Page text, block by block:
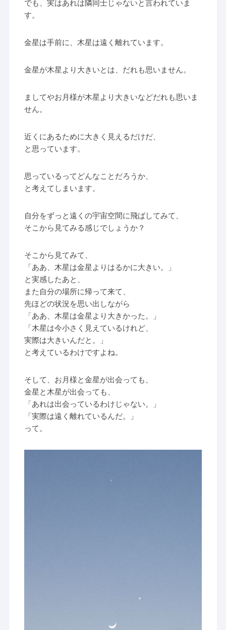
でも、実はあれは隣同士じゃないと言われていま
す。
金星は手前に、木星は遠く離れています。
金星が木星より大きいとは、だれも思いません。
ましてやお月様が木星より大きいなどだれも思いま
せん。
近くにあるために大きく見えるだけだ、
と思っています。
思っているってどんなことだろうか、
と考えてしまいます。
自分をずっと遠くの宇宙空間に飛ばしてみて、
そこから見てみる感じでしょうか？
そこから見てみて、
「ああ、木星は金星よりはるかに大きい。」
と実感したあと、
また自分の場所に帰って来て、
先ほどの状況を思い出しながら
「ああ、木星は金星より大きかった。」
「木星は今小さく見えているけれど、
実際は大きいんだと。」
と考えているわけですよね。
そして、お月様と金星が出会っても、
金星と木星が出会っても、
「あれは出会っているわけじゃない。」
「実際は遠く離れているんだ。」
って。